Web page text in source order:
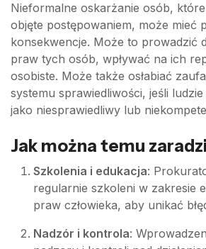
Nieformalne oskarżanie osób,
objęte postępowaniem, może mieć
konsekwencje. Może to prowadzić
praw tych osób, wpływać na ich
osobiste. Może także osłabiać
systemu sprawiedliwości, jeśli
jako niesprawiedliwy lub
Jak można temu
Szkolenia i edukacja:
regularnie szkoleni w zakresie
praw człowieka, aby unikać
Nadzór i kontrola: